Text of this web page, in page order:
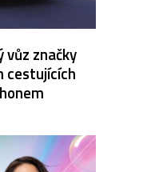
vůz značky
cestujících